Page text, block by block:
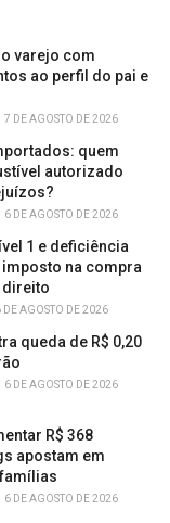
varejo com
ao perfil do pai e
7 DE AGOSTO DE 2026
quem
autorizado
6 DE AGOSTO DE 2026
1 e deficiência
imposto na compra
direito
DE AGOSTO DE 2026
queda de R$ 0,20
6 DE AGOSTO DE 2026
R$ 368
apostam em
6 DE AGOSTO DE 2026